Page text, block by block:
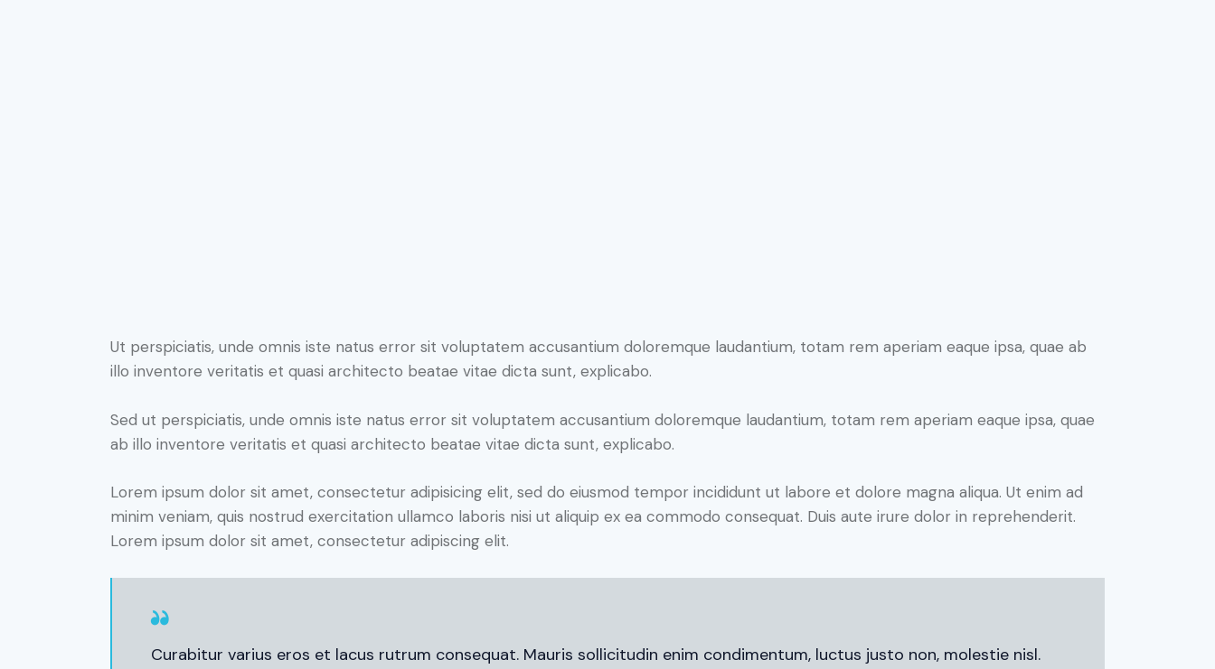
Ut perspiciatis, unde omnis iste natus error sit voluptatem accusantium doloremque laudantium, totam rem aperiam eaque ipsa, quae ab
illo inventore veritatis et quasi architecto beatae vitae dicta sunt, explicabo.
Sed ut perspiciatis, unde omnis iste natus error sit voluptatem accusantium doloremque laudantium, totam rem aperiam eaque ipsa, quae
ab illo inventore veritatis et quasi architecto beatae vitae dicta sunt, explicabo.
Lorem ipsum dolor sit amet, consectetur adipisicing elit, sed do eiusmod tempor incididunt ut labore et dolore magna aliqua. Ut enim ad
minim veniam, quis nostrud exercitation ullamco laboris nisi ut aliquip ex ea commodo consequat. Duis aute irure dolor in reprehenderit.
Lorem ipsum dolor sit amet, consectetur adipiscing elit.
Curabitur varius eros et lacus rutrum consequat. Mauris sollicitudin enim condimentum, luctus justo non, molestie nisl.